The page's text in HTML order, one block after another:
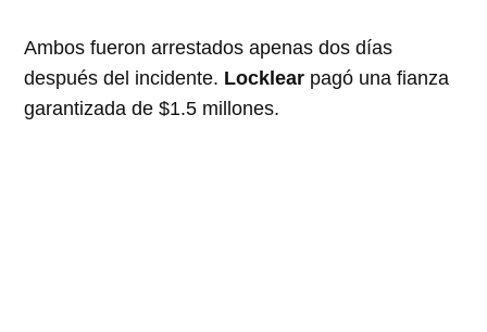
Ambos fueron arrestados apenas dos días
después del incidente. Locklear pagó una fianza
garantizada de $1.5 millones.